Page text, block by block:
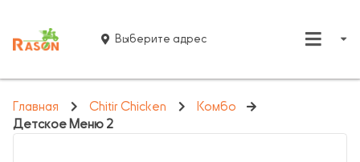
Выберите адрес
Главная Chitir Chicken
Комбо
Детское Меню 2